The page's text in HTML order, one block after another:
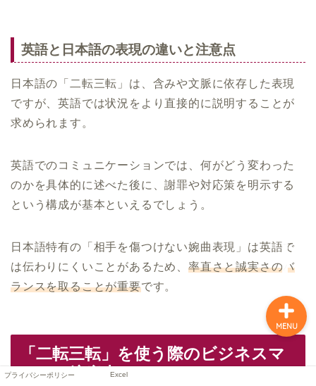
英語と日本語の表現の違いと注意点
日本語の「二転三転」は、含みや文脈に依存した表現
ですが、英語では状況をより直接的に説明することが
求められます。
英語でのコミュニケーションでは、何がどう変わった
のかを具体的に述べた後に、謝罪や対応策を明示する
という構成が基本といえるでしょう。
日本語特有の「相手を傷つけない婉曲表現」は英語で
は伝わりにくいことがあるため、率直さと誠実さのバ
ランスを取ることが重要です。
「二転三転」を使う際のビジネスマ
ナーと注意点
プライバシーポリシー Excel
MENU
プライバシーポリシー
Excel